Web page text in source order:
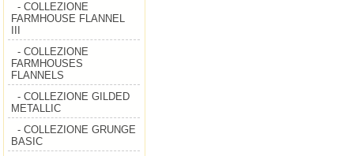
- COLLEZIONE
FARMHOUSE FLANNEL
- COLLEZIONE
FARMHOUSES
FLANNELS
- COLLEZIONE GILDED
METALLIC
- COLLEZIONE GRUNGE
BASIC